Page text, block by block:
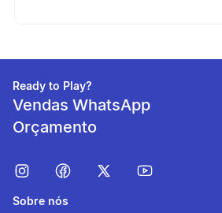
Ready to Play?
Vendas WhatsApp
Orçamento
Sobre nós